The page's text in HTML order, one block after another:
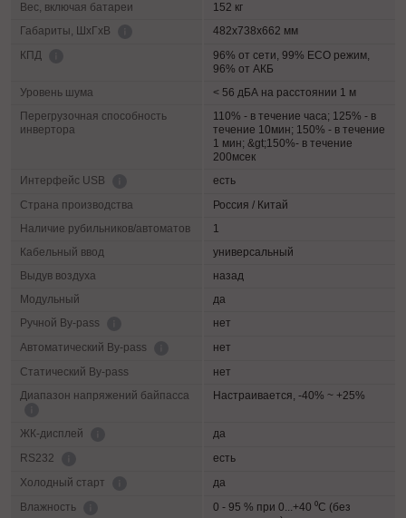
Вес, включая батареи
152 кг
Габариты, ШхГхВ
482х738х662 мм
КПД
96% от сети, 99% ECO режим,
96% от АКБ
Уровень шума
< 56 дБА на расстоянии 1 м
Перегрузочная способность
инвертора
110% - в течение часа; 125% - в
течение 10мин; 150% - в течение
1 мин; &gt;150%- в течение
200мсек
Интерфейс USB
есть
Страна производства
Россия / Китай
Наличие рубильников/автоматов
1
Кабельный ввод
универсальный
Выдув воздуха
назад
Модульный
да
Ручной By-pass
нет
Автоматический By-pass
нет
Статический By-pass
нет
Диапазон напряжений байпасса
Настраивается, -40% ~ +25%
ЖК-дисплей
да
RS232
есть
Холодный старт
да
Влажность
0 - 95 % при 0...+40 ⁰С (без